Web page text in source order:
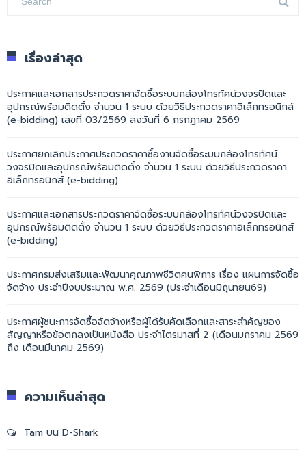
เรื่องล่าสุด
ประกาศและเอกสารประกวดราคาจัดซื้อระบบกล้องโทรทัศน์วงจรปิดและ
อุปกรณ์พร้อมติดตั้ง จำนวน 1 ระบบ ด้วยวิธีประกวดราคาอิเล็กทรอนิกส์
(e-bidding) เลขที่ 03/2569 ลงวันที่ 6 กรกฎาคม 2569
ประกาศยกเลิกประกาศประกวดราคาซื้องานจัดซื้อระบบกล้องโทรทัศน์
วงจรปิดและอุปกรณ์พร้อมติดตั้ง จำนวน 1 ระบบ ด้วยวิธีประกวดราคา
อิเล็กทรอนิกส์ (e-bidding)
ประกาศและเอกสารประกวดราคาจัดซื้อระบบกล้องโทรทัศน์วงจรปิดและ
อุปกรณ์พร้อมติดตั้ง จำนวน 1 ระบบ ด้วยวิธีประกวดราคาอิเล็กทรอนิกส์
(e-bidding)
ประกาศกรมส่งเสริมและพัฒนาคุณภาพชีวิตคนพิการ เรื่อง แผนการจัดซื้อ
จัดจ้าง ประจำปีงบประมาณ พ.ศ. 2569 (ประจำเดือนมิถุนายน69)
ประกาศผู้ชนะการจัดซื้อจัดจ้างหรือผู้ได้รับคัดเลือกและสาระสำคัญของ
สัญญาหรือข้อตกลงเป็นหนังสือ ประจำไตรมาสที่ 2 (เดือนมกราคม 2569
ถึง เดือนมีนาคม 2569)
ความเห็นล่าสุด
Tam บน D-Shark